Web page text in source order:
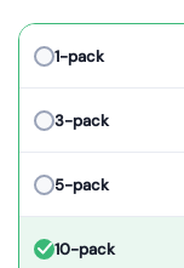
1-pack
3-pack
5-pack
10-pack